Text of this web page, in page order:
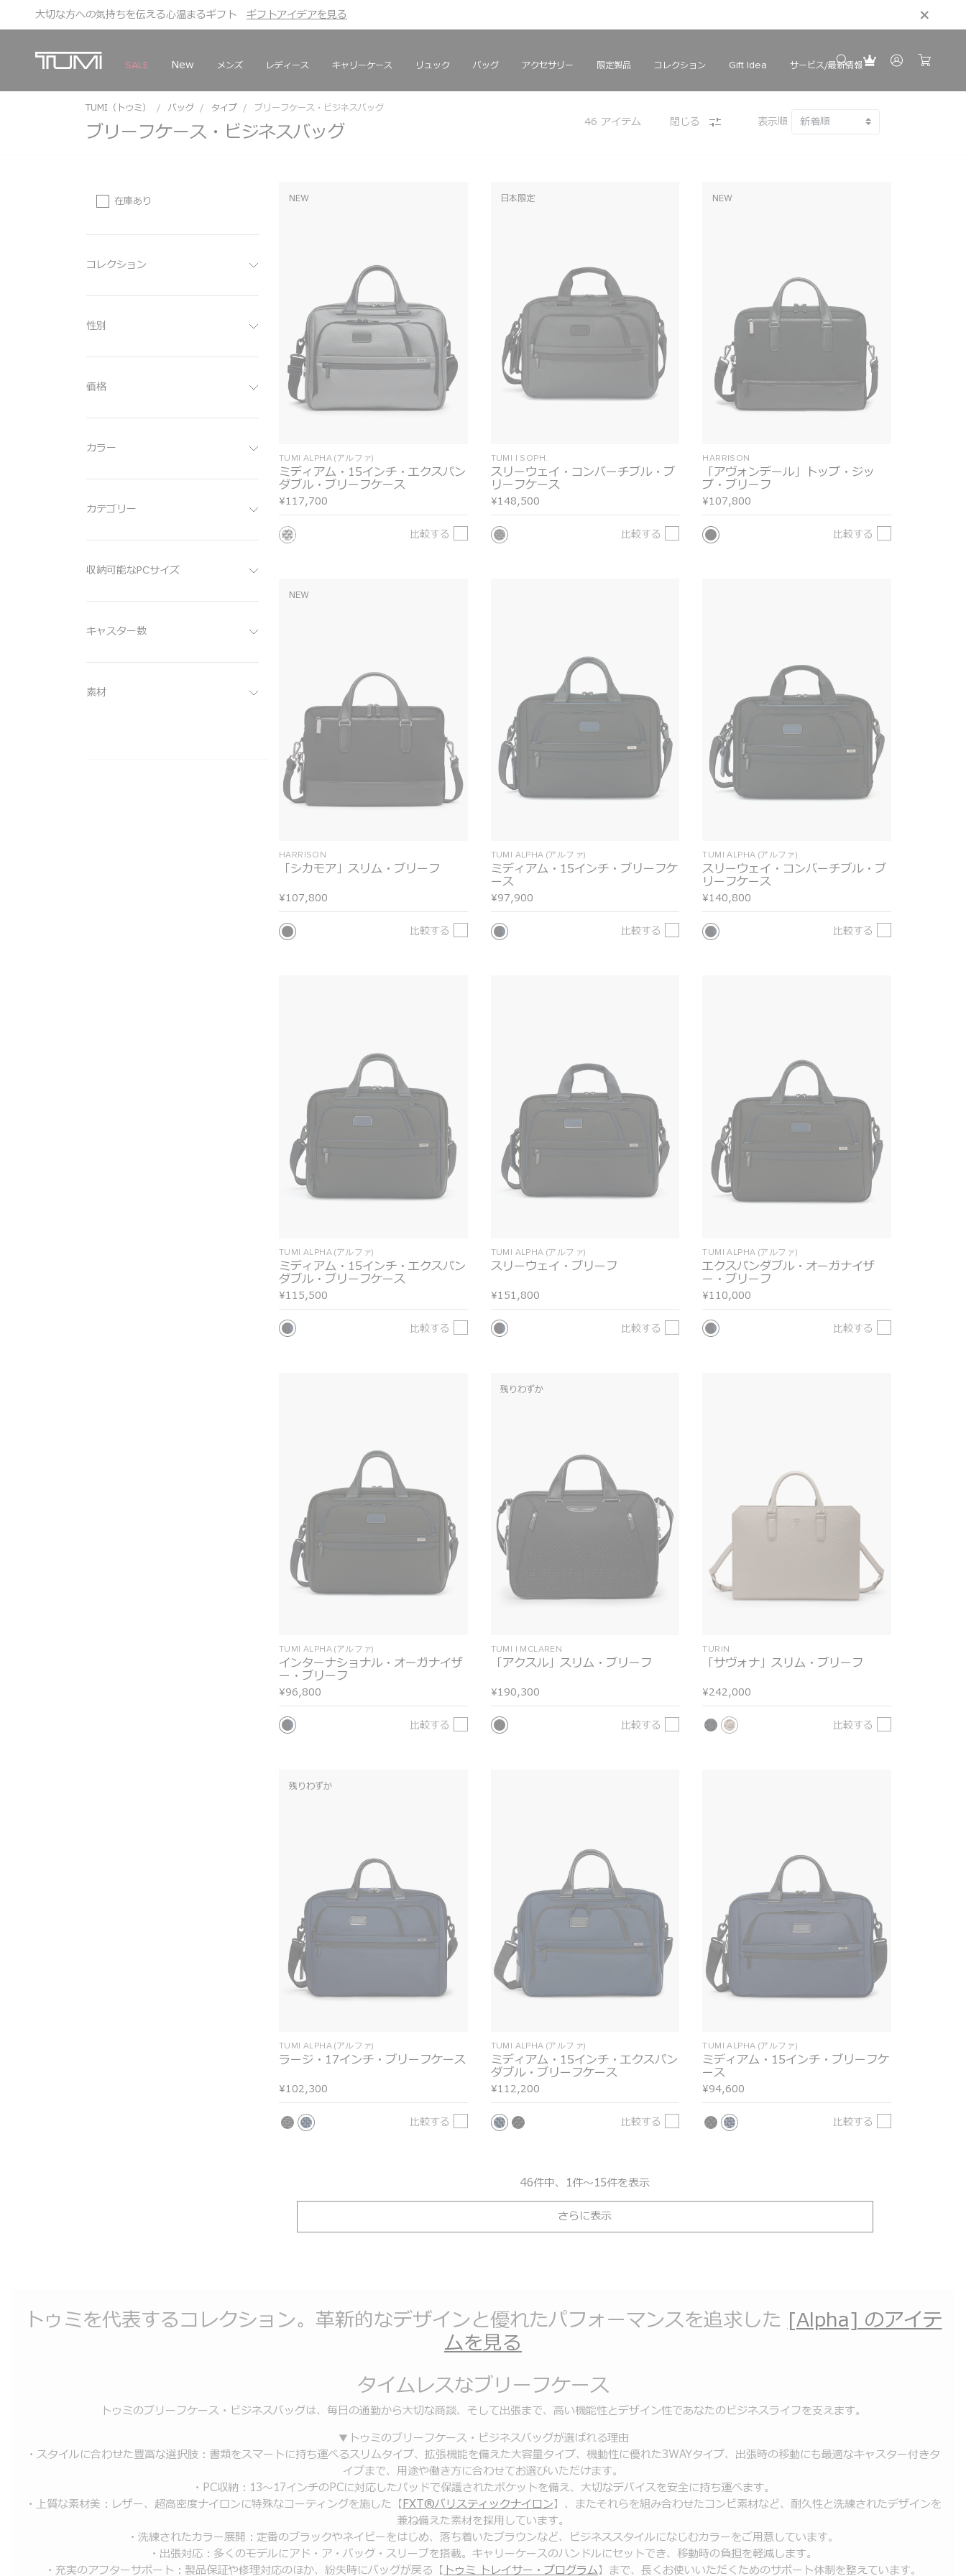
ギフトアイデアを見る
こちら
大切な方への気持ちを伝える心温まるギフト ギフトアイデアを見る
TUMI Exclusives Clubはこちら
SALE New メンズ レディース キャリーケース リュック バッグ アクセサリー 限定製品 コレクション Gift Idea サービス/最新情報
TUMI（トゥミ） バッグ タイプ ブリーフケース・ビジネスバッグ
ブリーフケース・ビジネスバッグ 46 アイテム 閉じる 表示順
在庫あり
コレクション
性別
価格
カラー
カテゴリー
収納可能なPCサイズ
キャスター数
素材
NEW
TUMI ALPHA (アルファ)
ミディアム・15インチ・エクスパン
ダブル・ブリーフケース
¥117,700
比較する
日本限定
TUMI I SOPH.
スリーウェイ・コンバーチブル・ブ
リーフケース
¥148,500
比較する
NEW
HARRISON
「アヴォンデール」トップ・ジッ
プ・ブリーフ
¥107,800
比較する
NEW
HARRISON
「シカモア」スリム・ブリーフ
¥107,800
比較する
TUMI ALPHA (アルファ)
ミディアム・15インチ・ブリーフケ
ース
¥97,900
比較する
TUMI ALPHA (アルファ)
スリーウェイ・コンバーチブル・ブ
リーフケース
¥140,800
比較する
TUMI ALPHA (アルファ)
ミディアム・15インチ・エクスパン
ダブル・ブリーフケース
¥115,500
比較する
TUMI ALPHA (アルファ)
スリーウェイ・ブリーフ
¥151,800
比較する
TUMI ALPHA (アルファ)
エクスパンダブル・オーガナイザ
ー・ブリーフ
¥110,000
比較する
TUMI ALPHA (アルファ)
インターナショナル・オーガナイザ
ー・ブリーフ
¥96,800
比較する
残りわずか
TUMI I MCLAREN
「アクスル」スリム・ブリーフ
¥190,300
比較する
TURIN
「サヴォナ」スリム・ブリーフ
¥242,000
比較する
残りわずか
TUMI ALPHA (アルファ)
ラージ・17インチ・ブリーフケース
¥102,300
比較する
TUMI ALPHA (アルファ)
ミディアム・15インチ・エクスパン
ダブル・ブリーフケース
¥112,200
比較する
TUMI ALPHA (アルファ)
ミディアム・15インチ・ブリーフケ
ース
¥94,600
比較する
46件中、1件～15件を表示
さらに表示
トゥミを代表するコレクション。革新的なデザインと優れたパフォーマンスを追求した[Alpha] のアイテ
ムを見る
タイムレスなブリーフケース
トゥミのブリーフケース・ビジネスバッグは、毎日の通勤から大切な商談、そして出張まで、高い機能性とデザイン性であなたのビジネスライフを支えます。
▼トゥミのブリーフケース・ビジネスバッグが選ばれる理由
・スタイルに合わせた豊富な選択肢：書類をスマートに持ち運べるスリムタイプ、拡張機能を備えた大容量タイプ、機動性に優れた3WAYタイプ、出張時の移動にも最適なキャスター付きタ
イプまで、用途や働き方に合わせてお選びいただけます。
・PC収納：13〜17インチのPCに対応したパッドで保護されたポケットを備え、大切なデバイスを安全に持ち運べます。
・上質な素材美：レザー、超高密度ナイロンに特殊なコーティングを施した【FXT®バリスティックナイロン】、またそれらを組み合わせたコンビ素材など、耐久性と洗練されたデザインを
兼ね備えた素材を採用しています。
・洗練されたカラー展開：定番のブラックやネイビーをはじめ、落ち着いたブラウンなど、ビジネススタイルになじむカラーをご用意しています。
・出張対応：多くのモデルにアド・ア・バッグ・スリーブを搭載。キャリーケースのハンドルにセットでき、移動時の負担を軽減します。
・充実のアフターサポート：製品保証や修理対応のほか、紛失時にバッグが戻る【トゥミ トレイサー・プログラム】まで、長くお使いいただくためのサポート体制を整えています。